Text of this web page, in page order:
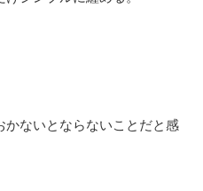
かないとならないことだと感